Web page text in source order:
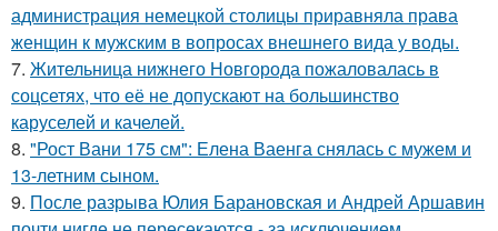
администрация немецкой столицы приравняла права
женщин к мужским в вопросах внешнего вида у воды.
7. Жительница нижнего Новгорода пожаловалась в
соцсетях, что её не допускают на большинство
каруселей и качелей.
8. "Рост Вани 175 см": Елена Ваенга снялась с мужем и
13-летним сыном.
9. После разрыва Юлия Барановская и Андрей Аршавин